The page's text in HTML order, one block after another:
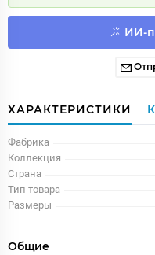
ИИ-
ХАРАКТЕРИСТИКИ
Фабрика
Коллекция
Страна
Тип товара
Размеры
Общие